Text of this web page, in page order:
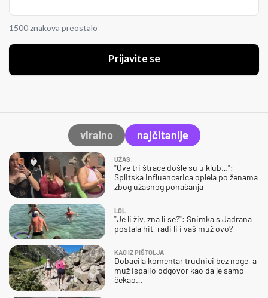
1500 znakova preostalo
Prijavite se
viralno najčitanije
UŽAS…
"Ove tri štrace došle su u klub…":
Splitska influencerica oplela po ženama
zbog užasnog ponašanja
LOL
"Je li živ, zna li se?": Snimka s Jadrana
postala hit, radi li i vaš muž ovo?
KAO IZ PIŠTOLJA
Dobacila komentar trudnici bez noge, a
muž ispalio odgovor kao da je samo
čekao…